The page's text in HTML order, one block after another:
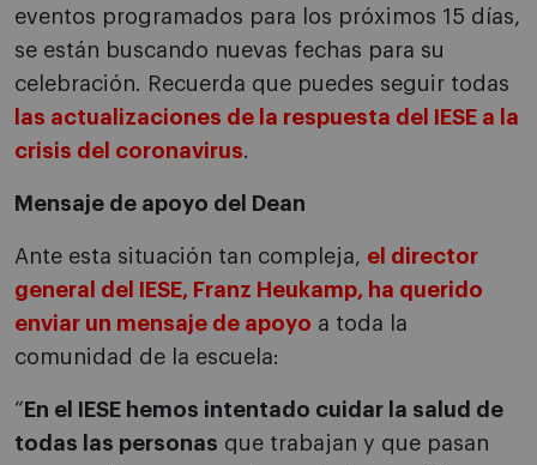
eventos programados para los próximos 15 días,
se están buscando nuevas fechas para su
celebración. Recuerda que puedes seguir todas
las actualizaciones de la respuesta del IESE a la
crisis del coronavirus.
Mensaje de apoyo del Dean
Ante esta situación tan compleja, el director
general del IESE, Franz Heukamp, ha querido
enviar un mensaje de apoyo a toda la
comunidad de la escuela:
“ En el IESE hemos intentado cuidar la salud de
todas las personas que trabajan y que pasan